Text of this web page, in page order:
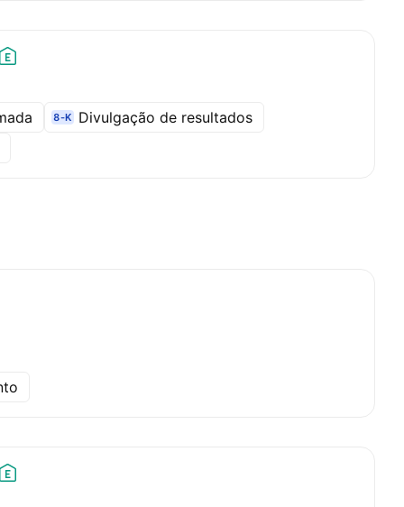
8-K Divulgação de resultados